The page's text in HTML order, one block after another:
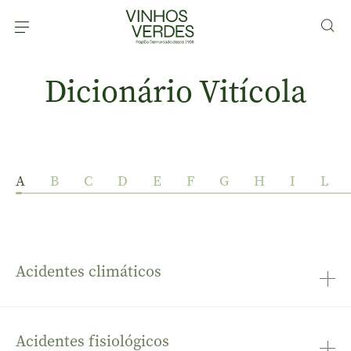
Dicionário Vitícola
A B C D E F G H I L
Acidentes climáticos
produção (geadas, granizo, etc)
Acidentes fisiológicos